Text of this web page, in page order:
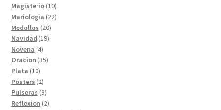
productos
Magisterio 1010
productos
Mariologia 2222
Medallas 2020
productos
Navidad 1919
Novena 44
productos
Oracion 3535
Plata 1010
productos
Posters 22
productos
Pulseras 33
productos
Reflexion 22